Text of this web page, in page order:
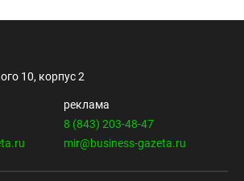
10, корпус 2
реклама
8 (843) 203-48-47
mir@business-gazeta.ru